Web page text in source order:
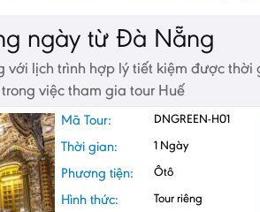
ngày từ Đà Nẵng
với lịch trình hợp lý tiết kiệm được thời
việc tham gia tour Huế
Mã Tour: DNGREEN-H01
Thời gian: 1 Ngày
Phương tiện: Ôtô
Hình thức: Tour riêng